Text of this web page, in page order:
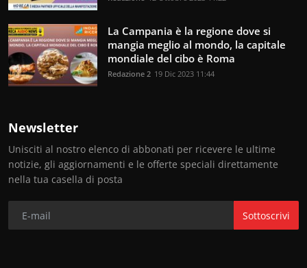
La Campania è la regione dove si
mangia meglio al mondo, la capitale
mondiale del cibo è Roma
Redazione 2 19 Dic 2023 11:44
Newsletter
Unisciti al nostro elenco di abbonati per ricevere le ultime
notizie, gli aggiornamenti e le offerte speciali direttamente
nella tua casella di posta
Sottoscrivi